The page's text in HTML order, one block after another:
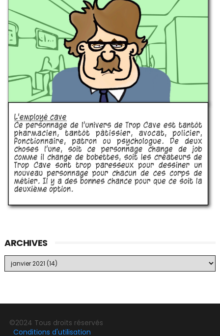
ARCHIVES
©2024 Tous droits réservés
Conditions d'utilisation